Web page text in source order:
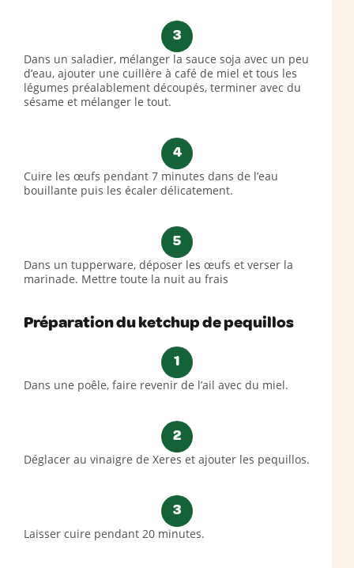
3
Dans un saladier, mélanger la sauce soja avec un peu
d’eau, ajouter une cuillère à café de miel et tous les
légumes préalablement découpés, terminer avec du
sésame et mélanger le tout.
4
Cuire les œufs pendant 7 minutes dans de l’eau
bouillante puis les écaler délicatement.
5
Dans un tupperware, déposer les œufs et verser la
marinade. Mettre toute la nuit au frais
Préparation du ketchup de pequillos
1
Dans une poêle, faire revenir de l’ail avec du miel.
2
Déglacer au vinaigre de Xeres et ajouter les pequillos.
3
Laisser cuire pendant 20 minutes.